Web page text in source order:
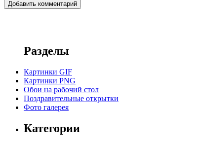
Разделы
Картинки GIF
Картинки PNG
Обои на рабочий стол
Поздравительные открытки
Фото галерея
Категории